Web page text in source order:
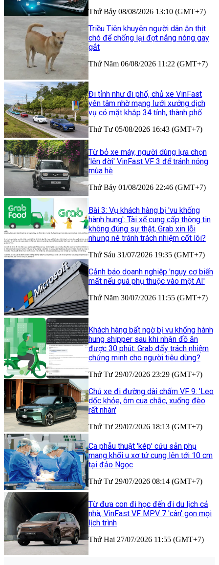
Thứ Bảy 08/08/2026 13:10 (GMT+7)
Triều Tiên khuyên người dân ăn thịt
chó để chống lại đợt nắng nóng gay
gắt
Thứ Năm 06/08/2026 11:22 (GMT+7)
Đi tỉnh như đi phố, chủ xe VinFast
yên tâm nhờ mạng lưới xưởng dịch
vụ có mặt khắp 34 tỉnh, thành phố
Thứ Tư 05/08/2026 16:43 (GMT+7)
Từ bỏ xe máy, người dùng lựa chọn
'lên đời' VinFast VF 3 để tránh nóng
mùa hè
Thứ Bảy 01/08/2026 22:46 (GMT+7)
Bài 3: Vụ khách hàng bị 'vu khống
hành hung': Tài xế cung cấp thông tin
không đúng sự thật, Grab xin lỗi
nhưng né tránh trách nhiệm cốt lõi?
Thứ Sáu 31/07/2026 19:35 (GMT+7)
Cảnh báo doanh nghiệp 'nguy cơ biến
mất nếu quá phụ thuộc vào một AI'
Thứ Năm 30/07/2026 11:55 (GMT+7)
Khách hàng bất ngờ bị vu khống hành
hung shipper sau khi nhận đồ ăn
được 30 phút: Grab đẩy trách nhiệm
chứng minh cho người tiêu dùng?
Thứ Tư 29/07/2026 23:29 (GMT+7)
Chủ xe đi đường dài chấm VF 9: 'Leo
dốc khỏe, ôm cua chắc, xuống đèo
rất nhàn'
Thứ Tư 29/07/2026 18:13 (GMT+7)
Ca phẫu thuật 'kép' cứu sản phụ
mang khối u xơ tử cung lên tới 10 cm
tại đảo Ngọc
Thứ Tư 29/07/2026 08:14 (GMT+7)
Từ đưa con đi học đến đi du lịch cả
nhà, VinFast VF MPV 7 'cân' gọn mọi
lịch trình
Thứ Hai 27/07/2026 11:55 (GMT+7)